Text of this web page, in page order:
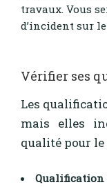
travaux. Vous
d’incident sur
Vérifier ses
Les
mais elles
qualité pour
Qualification